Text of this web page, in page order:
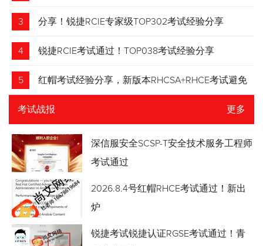
3 分享！锐捷RCIE专家级TOP302考试经验分享
4 锐捷RCIE考试通过！TOP038考试经验分享
5 红帽考试经验分享，新版本RHCSA+RHCE考试避免
踩坑
考试战报 更多
深信服安全SCSP-T安全技术服务工程师
考试通过
2026.8.4号红帽RHCE考试通过！新出
炉
锐捷考试锐捷认证RGSE考试通过！青